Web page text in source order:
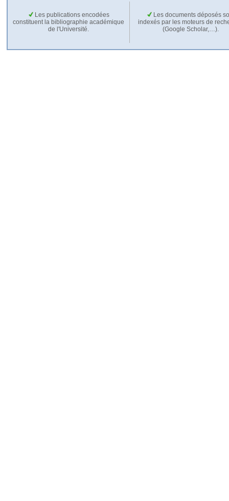
Les publications encodées
constituent la bibliographie académique
de l'Université.
Les documents déposés
indexés par les moteurs de
(Google Scholar,…).